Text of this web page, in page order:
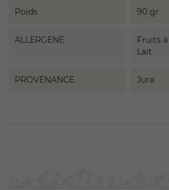
Poids 90 gr
ALLERGENE
Fruits
Lait
PROVENANCE Jura